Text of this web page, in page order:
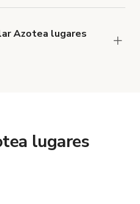
Azotea lugares
lugares